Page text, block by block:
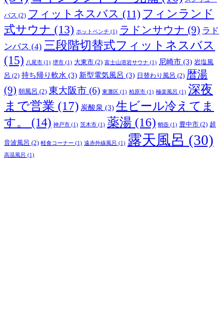
バス (2) フィットネスバス (11) フィンランド
式サウナ (13) ホットベンチ (1) ラドンサウナ (9) ラド
ンバス (4) 三段階切替式フィットネスバス
(15)
八尾市 (1) 堺市 (1) 大東市 (2) 富士山溶岩サウナ (1) 尼崎市 (3) 岩塩風
呂 (2) 持ち帰り軟水 (3) 新型電気風呂 (3) 日替わり風呂 (2) 暦湯
(9) 朝風呂 (2) 東大阪市 (6) 東灘区 (1) 柏原市 (1) 極楽風呂 (1) 深夜
まで営業 (17) 炭酸泉 (3) 生ビール冷えてま
す。
(14) 神戸市 (1) 茨木市 (1) 薬湯 (16) 蛸壺 (1) 豊中市 (2) 超
音波風呂 (2) 軽食コーナー (1) 遠赤外線風呂 (1) 露天風呂 (30)
高温風呂 (1)